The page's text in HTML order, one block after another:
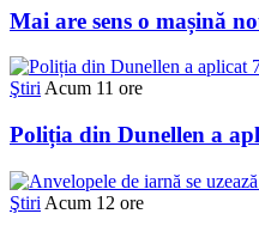
Mai are sens o mașină
ŞtiriAcum 11 ore
Poliția din Dunellen a
Ştiri Acum 12 ore